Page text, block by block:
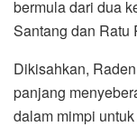
bermula dari dua
Santang dan Ratu
Dikisahkan,
panjang
dalam mimpi